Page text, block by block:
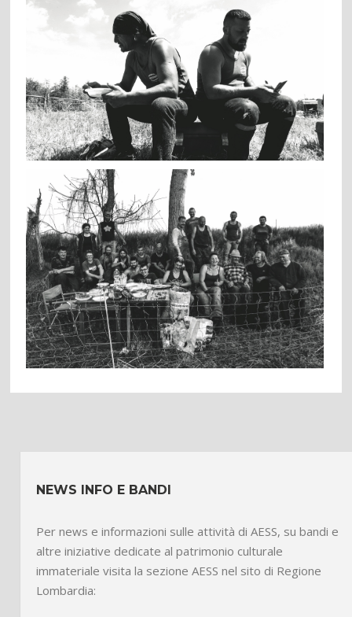
NEWS INFO E BANDI
Per news e informazioni sulle attività di AESS, su bandi e
altre iniziative dedicate al patrimonio culturale
immateriale visita la sezione AESS nel sito di Regione
Lombardia: